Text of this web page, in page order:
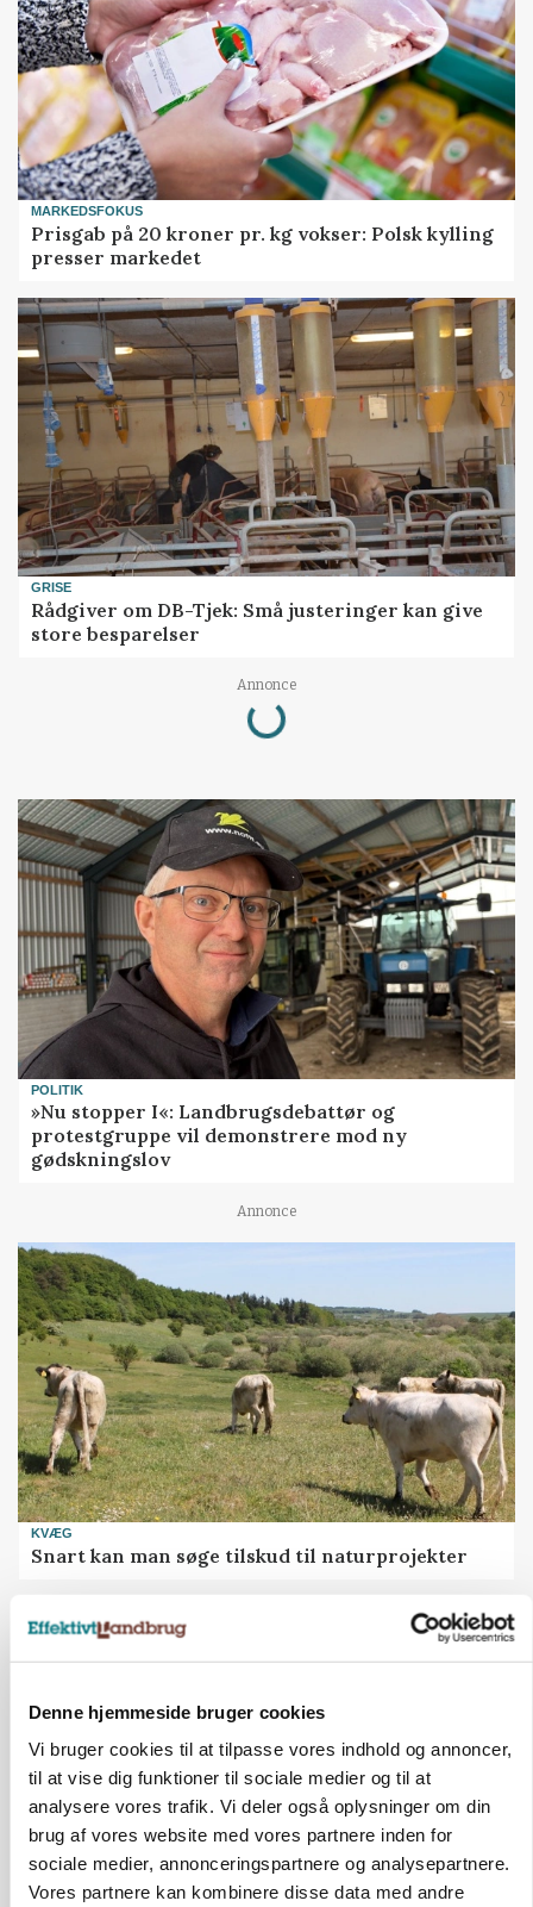
Denne hjemmeside bruger cookies
Vi bruger cookies til at tilpasse vores indhold og annoncer,
til at vise dig funktioner til sociale medier og til at
analysere vores trafik. Vi deler også oplysninger om din
brug af vores website med vores partnere inden for
sociale medier, annonceringspartnere og analysepartnere.
Vores partnere kan kombinere disse data med andre
MARKEDSFOKUS
Prisgab på 20 kroner pr. kg vokser: Polsk kylling
presser markedet
GRISE
Rådgiver om DB-Tjek: Små justeringer kan give
store besparelser
Annonce
Loading...
POLITIK
»Nu stopper I«: Landbrugsdebattør og
protestgruppe vil demonstrere mod ny
gødskningslov
Annonce
KVÆG
Snart kan man søge tilskud til naturprojekter
skadedyrsrisici
Annonce
Loading...